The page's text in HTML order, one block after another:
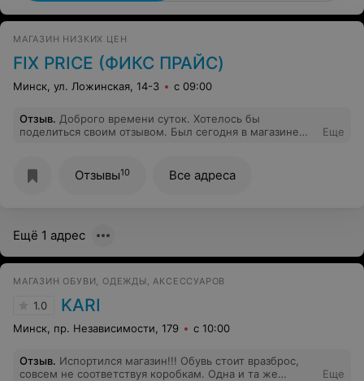
МАГАЗИН НИЗКИХ ЦЕН
FIX PRICE (ФИКС ПРАЙС)
Минск, ул. Ложинская, 14-3 с 09:00
Отзыв. Доброго времени суток. Хотелось бы
поделиться своим отзывом. Был сегодня в магазине
чистки одежды. Заявленная цена было 2.80. Пробив
покупки на кассе, в чеке увидели сумму 3.50.
товара, кассир была хамовата, не извините, не
была по карте. Внимательно смотрите чеки после
На этом невнимании магазины и зарабатывают) Всем
спасибо. Хорошего дня
Еще
Отзывы10 Все адреса
Ещё 1 адрес
МАГАЗИН ОБУВИ, ОДЕЖДЫ, АКСЕССУАРОВ
1.0 KARI
Минск, пр. Независимости, 179 с 10:00
Отзыв. Испортился магазин!!! Обувь стоит вразброс,
совсем не соответствуя коробкам. Одна и та же
Еще